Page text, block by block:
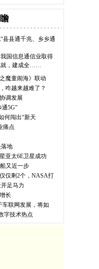
县县通千兆、乡乡通
国信息通信业取得
就，建成全……
魔童闹海》联动
咋越来越难了？
调发展
5G”
何闯出“新天
痛点
地
亚太6E卫星成功
又近一步
仅剩2个，NASA打
足马力
长
车联网发展，将如
字技术热点